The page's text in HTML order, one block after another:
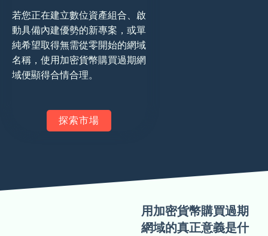
若您正在建立數位資產組合、啟
動具備內建優勢的新專案，或單
純希望取得無需從零開始的網域
名稱，使用加密貨幣購買過期網
域便顯得合情合理。
探索市場
用加密貨幣購買過期
網域的真正意義是什